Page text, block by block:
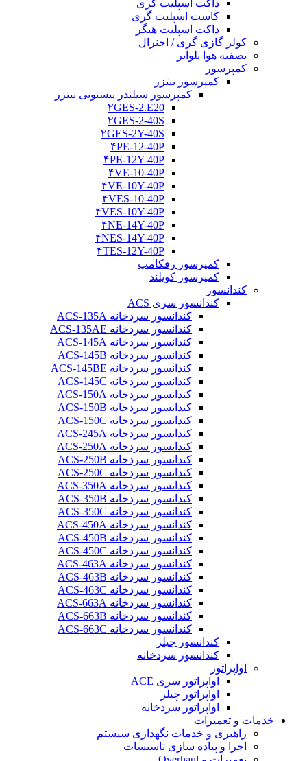
داکت اسپلیت گری
کاست اسپلیت گری
داکت اسپلیت هیگر
کولر گازی گری / اجنرال
تصفیه هوا بلوایر
کمپرسور
کمپرسور بیتزر
کمپرسور سیلندر پیستونی بیتزر
۲GES-2.E20
۲GES-2-40S
۲GES-2Y-40S
۴PE-12-40P
۴PE-12Y-40P
۴VE-10-40P
۴VE-10Y-40P
۴VES-10-40P
۴VES-10Y-40P
۴NE-14Y-40P
۴NES-14Y-40P
۴TES-12Y-40P
کمپرسور رفکامپ
کمپرسور کوپلند
کندانسور
کندانسور سری ACS
کندانسور سردخانه ACS-135A
کندانسور سردخانه ACS-135AE
کندانسور سردخانه ACS-145A
کندانسور سردخانه ACS-145B
کندانسور سردخانه ACS-145BE
کندانسور سردخانه ACS-145C
کندانسور سردخانه ACS-150A
کندانسور سردخانه ACS-150B
کندانسور سردخانه ACS-150C
کندانسور سردخانه ACS-245A
کندانسور سردخانه ACS-250A
کندانسور سردخانه ACS-250B
کندانسور سردخانه ACS-250C
کندانسور سردخانه ACS-350A
کندانسور سردخانه ACS-350B
کندانسور سردخانه ACS-350C
کندانسور سردخانه ACS-450A
کندانسور سردخانه ACS-450B
کندانسور سردخانه ACS-450C
کندانسور سردخانه ACS-463A
کندانسور سردخانه ACS-463B
کندانسور سردخانه ACS-463C
کندانسور سردخانه ACS-663A
کندانسور سردخانه ACS-663B
کندانسور سردخانه ACS-663C
کندانسور چیلر
کندانسور سردخانه
اواپراتور
اواپراتور سری ACE
اواپراتور چیلر
اواپراتور سردخانه
خدمات و تعمیرات
راهبری و خدمات نگهداری سیستم
اجرا و پیاده سازی تاسیسات